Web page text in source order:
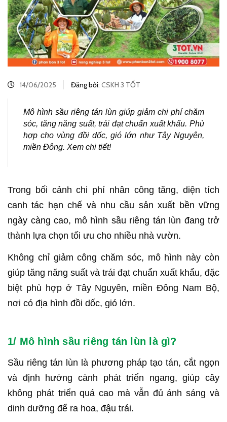
14/06/2025 Đăng bởi: CSKH 3 TỐT
Mô hình sầu riêng tán lùn giúp giảm chi phí chăm
sóc, tăng năng suất, trái đạt chuẩn xuất khẩu. Phù
hợp cho vùng đồi dốc, gió lớn như Tây Nguyên,
miền Đông. Xem chi tiết!
Trong bối cảnh chi phí nhân công tăng, diện tích
canh tác hạn chế và nhu cầu sản xuất bền vững
ngày càng cao, mô hình sầu riêng tán lùn đang trở
thành lựa chọn tối ưu cho nhiều nhà vườn.
Không chỉ giảm công chăm sóc, mô hình này còn
giúp tăng năng suất và trái đạt chuẩn xuất khẩu, đặc
biệt phù hợp ở Tây Nguyên, miền Đông Nam Bộ,
nơi có địa hình đồi dốc, gió lớn.
1/ Mô hình sầu riêng tán lùn là gì?
Sầu riêng tán lùn là phương pháp tạo tán, cắt ngọn
và định hướng cành phát triển ngang, giúp cây
không phát triển quá cao mà vẫn đủ ánh sáng và
dinh dưỡng để ra hoa, đậu trái.